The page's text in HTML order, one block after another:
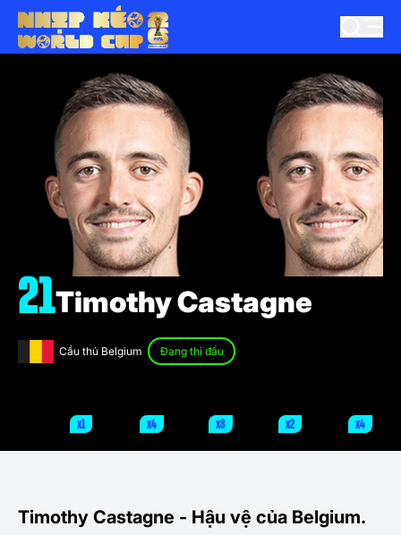
Cầu thủ Belgium Đang thi đấu
21Timothy Castagne
x1 x4 x8 x2 x4
Timothy Castagne - Hậu vệ của Belgium.